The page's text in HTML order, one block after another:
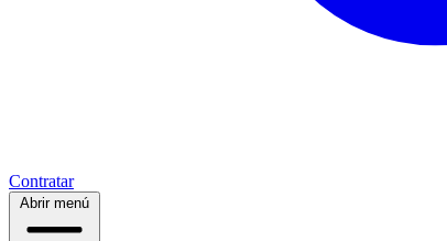
Contratar
Abrir menú